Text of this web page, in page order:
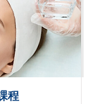
程